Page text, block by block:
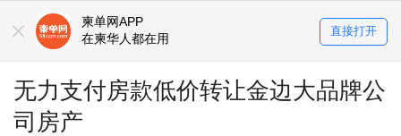
柬单网APP
在柬华人都在用
直接打开
无力支付房款低价转让金边大品牌公
司房产